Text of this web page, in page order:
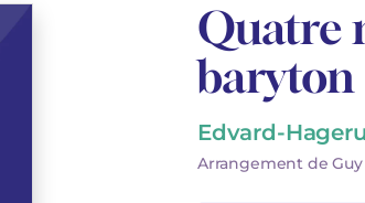
Quatre
baryton
Edvard-
Arrangement de Guy